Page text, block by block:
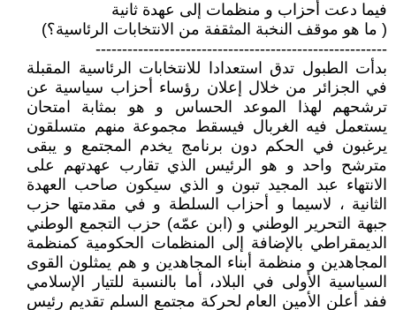
فيما دعت أحزاب و منظمات إلى عهدة ثانية
( ما هو موقف النخبة المثقفة من الانتخابات الرئاسية؟)
-------------------------------------------------------
بدأت الطبول تدق استعدادا للانتخابات الرئاسية المقبلة
في الجزائر من خلال إعلان رؤساء أحزاب سياسية عن
ترشحهم لهذا الموعد الحساس و هو بمثابة امتحان
يستعمل فيه الغربال فيسقط مجموعة منهم متسلقون
يرغبون في الحكم دون برنامج يخدم المجتمع و يبقى
مترشح واحد و هو الرئيس الذي تقارب عهدتهم على
الانتهاء عبد المجيد تبون و الذي سيكون صاحب العهدة
الثانية ، لاسيما و أحزاب السلطة و في مقدمتها حزب
جبهة التحرير الوطني و (ابن عمّه) حزب التجمع الوطني
الديمقراطي بالإضافة إلى المنظمات الحكومية كمنظمة
المجاهدين و منظمة أبناء المجاهدين و هم يمثلون القوى
السياسية الأولى في البلاد، أما بالنسبة للتيار الإسلامي
ففد أعلن الأمين العام لحركة مجتمع السلم تقديم رئيس